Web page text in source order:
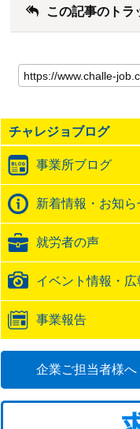
この記事のト
の
記
の
ト
ッ
ク
バ
ッ
URL
チャレジョブログ
事業所ブログ
新着情報・お知ら
就労者の声
イベント情報・広
事業報告
企業ご担当者様へ